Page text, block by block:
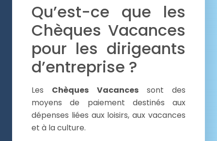
Qu’est-ce que les
Chèques Vacances
pour les dirigeants
d’entreprise ?
Les Chèques Vacancessont des
moyens de paiement destinés aux
dépenses liées aux loisirs, aux vacances
et à la culture.